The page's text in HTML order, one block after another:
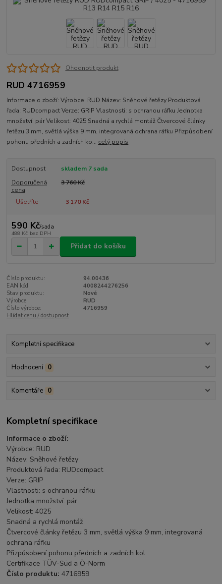
Ohodnotit produkt
RUD 4716959
Informace o zboží: Výrobce: RUD Název: Sněhové řetězy Produktová
řada: RUDcompact Verze: GRIP Vlastnosti: s ochranou ráfku Jednotka
množství: pár Velikost: 4025 Snadná a rychlá montáž Čtvercové články
řetězu 3 mm, světlá výška 9 mm, integrovaná ochrana ráfku Přizpůsobení
pohonu předních a zadních ko... celý popis
Dostupnost
skladem 7 sada
Doporučená
cena
3 760 Kč
Ušetříte 3 170 Kč
590 Kč/sada
488 Kč bez DPH
Přidat do košíku
Číslo produktu:
94.00436
EAN kód:
4008244276256
Stav produktu:
Nové
Výrobce:
RUD
Číslo výrobce:
4716959
Hlídat cenu / dostupnost
Kompletní specifikace
Hodnocení 0
Komentáře 0
Kompletní specifikace
Informace o zboží:
Výrobce: RUD
Název: Sněhové řetězy
Produktová řada: RUDcompact
Verze: GRIP
Vlastnosti: s ochranou ráfku
Jednotka množství: pár
Velikost: 4025
Snadná a rychlá montáž
Čtvercové články řetězu 3 mm, světlá výška 9 mm, integrovaná
ochrana ráfku
Přizpůsobení pohonu předních a zadních kol
Certifikace TÜV-Süd a Ö-Norm
Číslo produktu: 4716959